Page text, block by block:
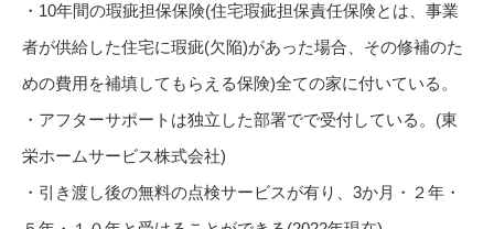
・10年間の瑕疵担保保険(住宅瑕疵担保責任保険とは、事業
者が供給した住宅に瑕疵(欠陥)があった場合、その修補のた
めの費用を補填してもらえる保険)全ての家に付いている。
・アフターサポートは独立した部署でで受付している。(東
栄ホームサービス株式会社)
・引き渡し後の無料の点検サービスが有り、3か月・２年・